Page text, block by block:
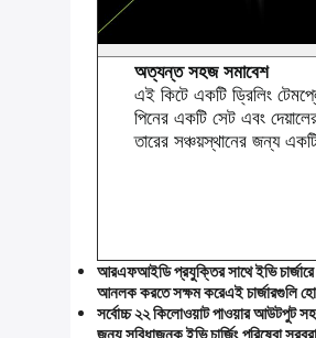
অত্যন্ত সহজ সমাবেশ
এই কিটে একটি ড্রিলিং
পিনের একটি সেট এবং
তারের সঞ্চয়স্থানের জন্য
আরএফআইডি প্রযুক্তির সাথে ইভি চার্জারে
আনলক করতে সক্ষম করেএই চার্জারগুলি
সর্বোচ্চ ২২ কিলোওয়াট পাওয়ার আউটপুট